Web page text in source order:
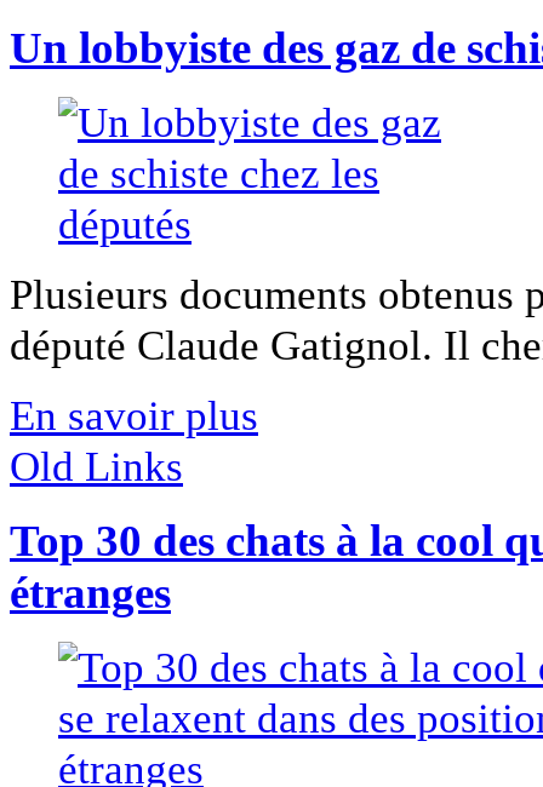
Un lobbyiste des gaz de
Plusieurs documents
député Claude Gatignol. Il
En savoir plus
Old Links
Top 30 des chats à la cool
étranges